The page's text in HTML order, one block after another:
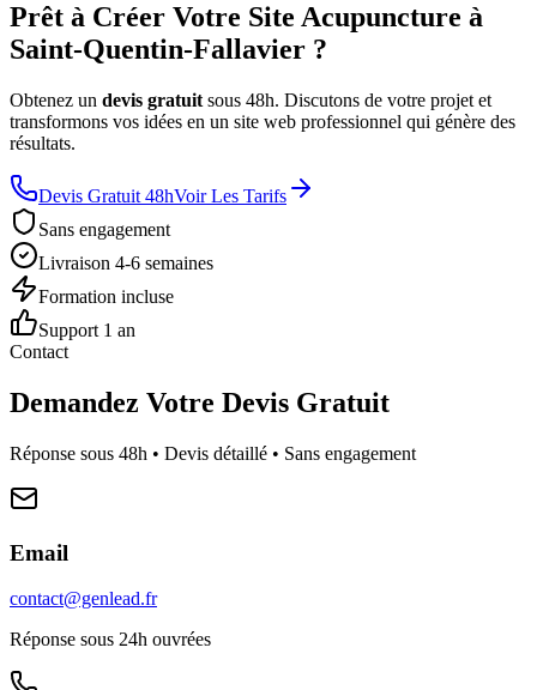
Prêt à Créer Votre Site Acupuncture à
Saint-Quentin-Fallavier ?
Obtenez un devis gratuit sous 48h. Discutons de votre projet et
transformons vos idées en un site web professionnel qui génère des
résultats.
Devis Gratuit 48hVoir Les Tarifs
Sans engagement
Livraison 4-6 semaines
Formation incluse
Support 1 an
Contact
Demandez Votre Devis Gratuit
Réponse sous 48h • Devis détaillé • Sans engagement
Email
contact@genlead.fr
Réponse sous 24h ouvrées